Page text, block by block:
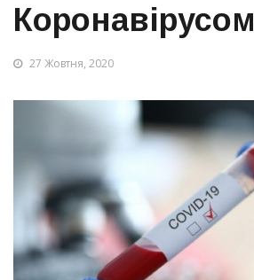
Коронавірусом
27 Жовтня, 2020